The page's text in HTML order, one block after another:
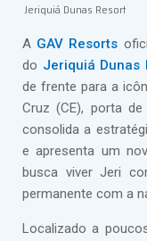
Jeriquiá Dunas Resort
A GAV Resorts
do Jeriquiá Dunas
de frente para a
Cruz (CE), porta
consolida a
e apresenta um
busca viver Jeri
permanente com a
Localizado a